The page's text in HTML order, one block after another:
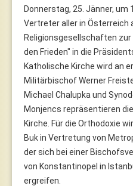
Donnerstag, 25. Jänner, um
Vertreter aller in Österreich
Religionsgesellschaften
den Frieden" in die
Katholische Kirche wird an
Militärbischof Werner
Michael Chalupka und
Monjencs repräsentieren
Kirche. Für die Orthodoxie
Buk in Vertretung von
der sich bei einer
von Konstantinopel in
ergreifen.